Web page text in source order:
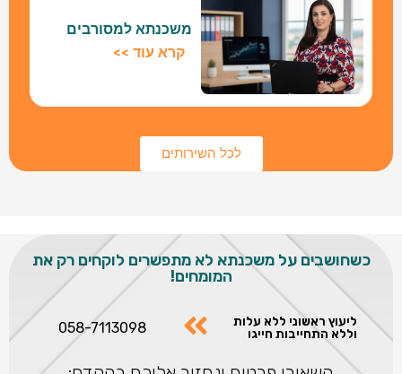
משכנתא למסורבים
קרא עוד >>
לכל השירותים
כשחושבים על משכנתא לא מתפשרים לוקחים רק את
המומחים!
ליעוץ ראשוני ללא עלות
וללא התחייבות חייגו
058-7113098